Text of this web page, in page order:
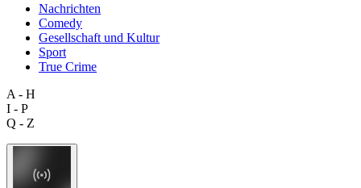
Nachrichten
Comedy
Gesellschaft und Kultur
Sport
True Crime
A - H
I - P
Q - Z